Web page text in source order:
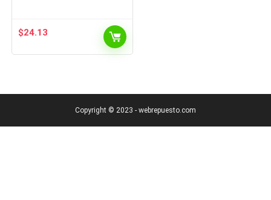
$24.13
Copyright © 2023 - webrepuesto.com